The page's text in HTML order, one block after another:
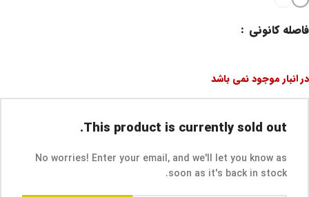
فاصله کانونی
در انبار موجود نمی باشد
This product is currently sold out.
No worries! Enter your email, and we'll let you know as
soon as it's back in stock.